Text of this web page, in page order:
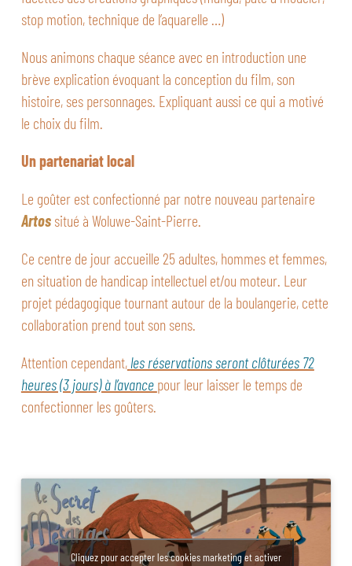
stop motion, technique de l’aquarelle …)
Nous animons chaque séance avec en introduction une
brève explication évoquant la conception du film, son
histoire, ses personnages. Expliquant aussi ce qui a motivé
le choix du film.
Un partenariat local
Le goûter est confectionné par notre nouveau partenaire
Artos situé à Woluwe-Saint-Pierre.
Ce centre de jour accueille 25 adultes, hommes et femmes,
en situation de handicap intellectuel et/ou moteur. Leur
projet pédagogique tournant autour de la boulangerie, cette
collaboration prend tout son sens.
Attention cependant, les réservations seront clôturées 72
heures (3 jours) à l’avance pour leur laisser le temps de
confectionner les goûters.
Cliquez pour accepter les cookies marketing et activer